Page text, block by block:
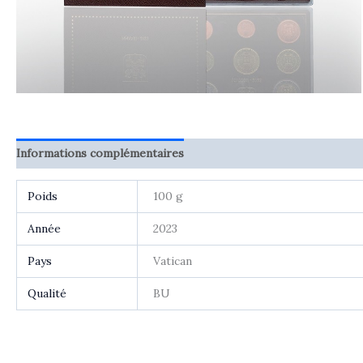
Informations complémentaires
Poids 100 g
Année 2023
Pays Vatican
Qualité BU